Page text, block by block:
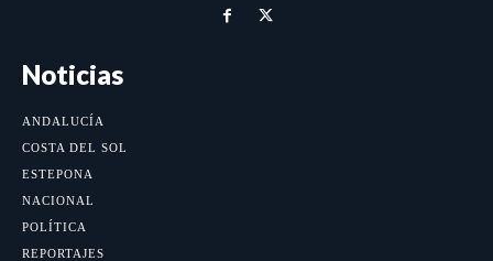
Noticias
ANDALUCÍA
COSTA DEL SOL
ESTEPONA
NACIONAL
POLÍTICA
REPORTAJES